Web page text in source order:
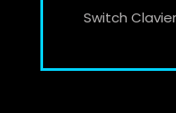
Switch Clavier